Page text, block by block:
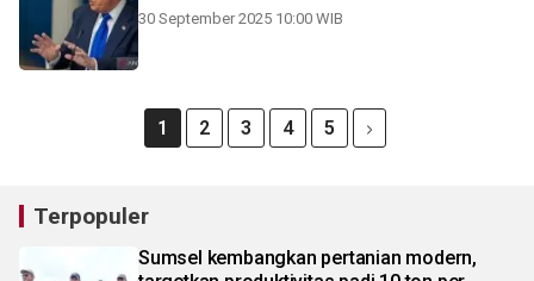
30 September 2025 10:00 WIB
1 2 3 4 5
Terpopuler
Sumsel kembangkan pertanian modern,